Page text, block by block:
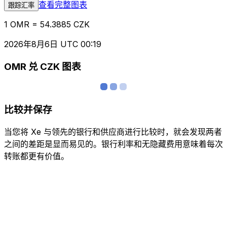
跟踪汇率 查看完整图表
1 OMR = 54.3885 CZK
2026年8月6日 UTC 00:19
OMR 兑 CZK 图表
比较并保存
当您将 Xe 与领先的银行和供应商进行比较时，就会发现两者
之间的差距是显而易见的。银行利率和无隐藏费用意味着每次
转账都更有价值。